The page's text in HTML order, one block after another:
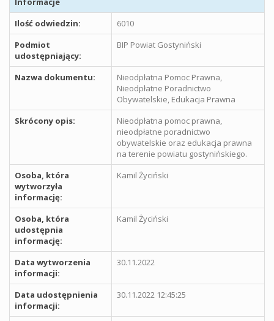
Ilość odwiedzin:
6010
Podmiot
udostępniający:
BIP Powiat Gostyniński
Nazwa dokumentu:
Nieodpłatna Pomoc Prawna,
Nieodpłatne Poradnictwo
Obywatelskie, Edukacja Prawna
Skrócony opis:
Nieodpłatna pomoc prawna,
nieodpłatne poradnictwo
obywatelskie oraz edukacja prawna
na terenie powiatu gostynińskiego.
Osoba, która
wytworzyła
informację:
Kamil Życiński
Osoba, która
udostępnia
informację:
Kamil Życiński
Data wytworzenia
informacji:
30.11.2022
Data udostępnienia
informacji:
30.11.2022 12:45:25